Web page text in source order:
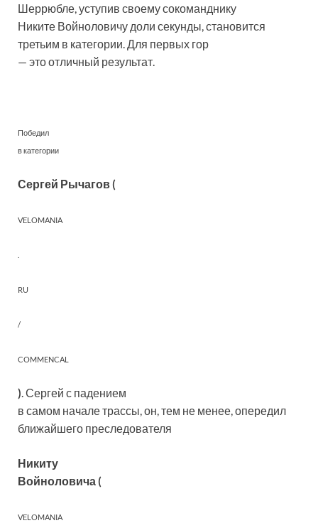
Шеррюбле, уступив своему сокоманднику
Никите Войноловичу доли секунды, становится
третьим в категории. Для первых гор
— это отличный результат.
Победил
в категории
Сергей Рычагов (
VELOMANIA
RU
/
COMMENCAL
) . Сергей с падением
в самом начале трассы, он, тем не менее, опередил
ближайшего преследователя
Никиту
Войноловича (
VELOMANIA